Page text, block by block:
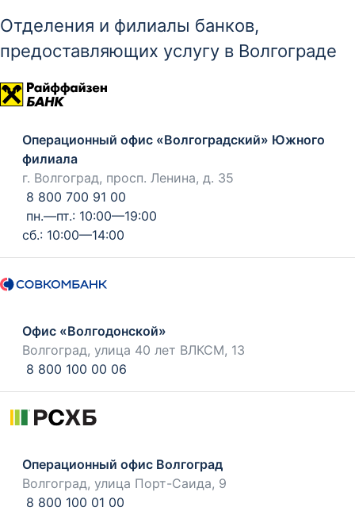
Отделения и филиалы банков,
предоставляющих услугу в Волгограде
Операционный офис «Волгоградский» Южного
филиала
г. Волгоград, просп. Ленина, д. 35
8 800 700 91 00
пн.—пт.: 10:00—19:00
сб.: 10:00—14:00
Офис «Волгодонской»
Волгоград, улица 40 лет ВЛКСМ, 13
8 800 100 00 06
Операционный офис Волгоград
Волгоград, улица Порт-Саида, 9
8 800 100 01 00